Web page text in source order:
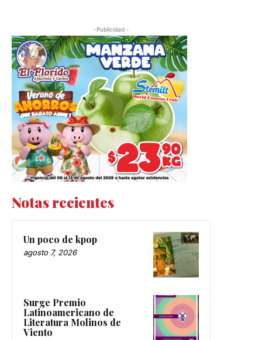
-Publicidad -
Notas recientes
Un poco de kpop
agosto 7, 2026
Surge Premio
Latinoamericano de
Literatura Molinos de
Viento